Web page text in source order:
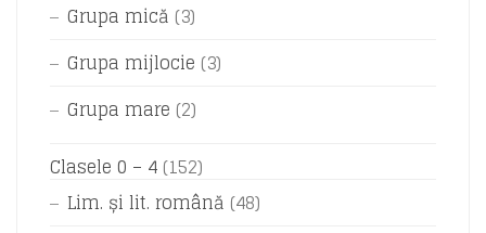
Grupa mică (3)
Grupa mijlocie (3)
Grupa mare (2)
Clasele 0 – 4 (152)
Lim. și lit. română (48)